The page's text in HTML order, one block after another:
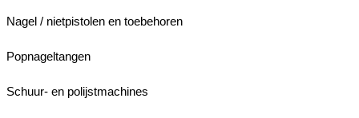
Nagel / nietpistolen en toebehoren
Popnageltangen
Schuur- en polijstmachines